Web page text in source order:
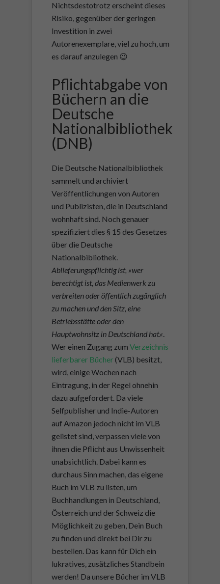
Nichtsdestotrotz erscheint dieses
Risiko, gegenüber der geringen
Investition in zwei
Autorenexemplare, viel zu hoch, um
es darauf anzulegen 😉
Pflichtabgabe von
Büchern an die
Deutsche
Nationalbibliothek
(DNB)
Die Deutsche Nationalbibliothek
sammelt und archiviert
Veröffentlichungen von Autoren
und Publizisten, die in Deutschland
wohnhaft sind. Noch genauer
spezifiziert dies § 15 des Gesetzes
über die Deutsche
Nationalbibliothek.
Ablieferungspflichtig ist, »wer
berechtigt ist, das Medienwerk zu
verbreiten oder öffentlich zugänglich
zu machen und den Sitz, eine
Betriebsstätte oder den
Hauptwohnsitz in Deutschland hat.«.
Wer einen Zugang zum Verzeichnis
lieferbarer Bücher(VLB) besitzt,
wird, einige Wochen nach
Eintragung, in der Regel ohnehin
dazu aufgefordert. Da viele
Selfpublisher und Indie-Autoren
auf Amazon jedoch nicht im VLB
gelistet sind, verpassen viele von
ihnen die Pflicht aus Unwissenheit
unabsichtlich. Dabei kann es
durchaus Sinn machen, das eigene
Buch im VLB zu listen, um
Buchhandlungen in Deutschland,
Österreich und der Schweiz die
Möglichkeit zu geben, Dein Buch
zu finden und direkt bei Dir zu
bestellen. Das kann für Dich ein
lukratives, zusätzliches Standbein
werden! Da unsere Bücher im VLB